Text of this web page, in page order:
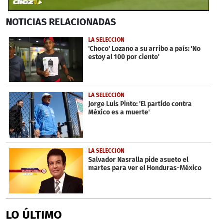
seconds
2
minutes,
15
seconds
NOTICIAS RELACIONADAS
LA SELECCIÓN
'Choco' Lozano a su arribo a país: 'No
estoy al 100 por ciento'
LA SELECCIÓN
Jorge Luis Pinto: 'El partido contra
México es a muerte'
LA SELECCIÓN
Salvador Nasralla pide asueto el
martes para ver el Honduras-México
LO ÚLTIMO